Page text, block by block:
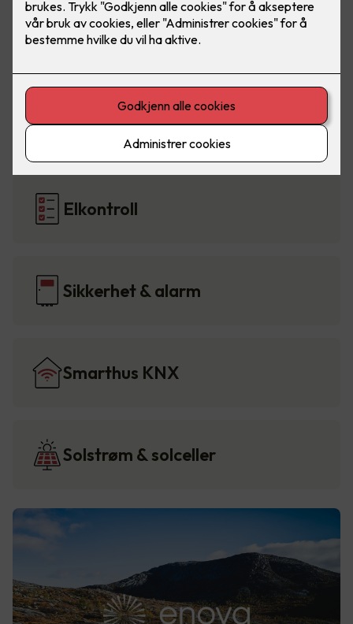
Belysning
Elbillading
Elkontroll
Sikkerhet & alarm
Smarthus KNX
Solstrøm & solceller